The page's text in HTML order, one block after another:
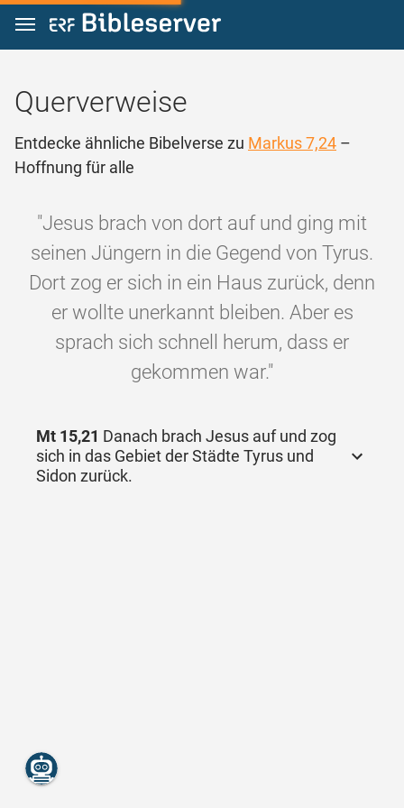
Zum Inhalt springen
Querverweise
Entdecke ähnliche Bibelverse zu Markus 7,24 –
Hoffnung für alle
"Jesus brach von dort auf und ging mit
seinen Jüngern in die Gegend von Tyrus.
Dort zog er sich in ein Haus zurück, denn
er wollte unerkannt bleiben. Aber es
sprach sich schnell herum, dass er
gekommen war."
Mt 15,21 Danach brach Jesus auf und zog
sich in das Gebiet der Städte Tyrus und
Sidon zurück.